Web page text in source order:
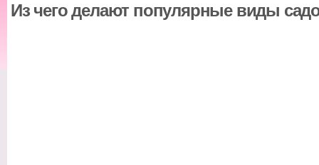
Из чего делают популярные виды